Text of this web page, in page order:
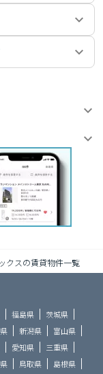
クスの賃貸物件一覧
福島県
茨城県
新潟県
富山県
愛知県
三重県
鳥取県 島根県